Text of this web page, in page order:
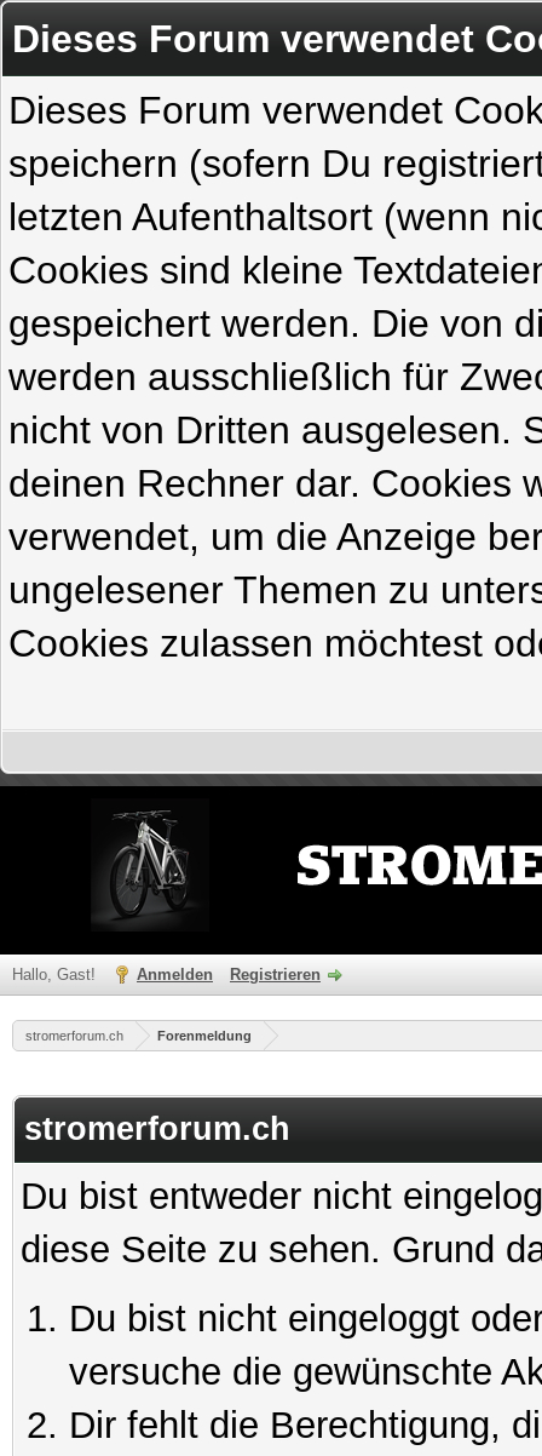
Dieses Forum verwendet
Dieses Forum verwendet
speichern (sofern Du
letzten Aufenthaltsort (wenn
Cookies sind kleine
gespeichert werden. Die von
werden ausschließlich für
nicht von Dritten ausgelesen.
deinen Rechner dar. Cookies
verwendet, um die Anzeige
ungelesener Themen zu
Cookies zulassen möchtest
Hallo, Gast! Anmelden Registrieren
stromerforum.ch Forenmeldung
stromerforum.ch
Du bist entweder nicht
diese Seite zu sehen. Grund
Du bist nicht eingeloggt
versuche die gewünschte
Dir fehlt die Berechtigung,